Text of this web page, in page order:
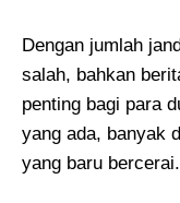
Dengan jumlah
salah, bahkan
penting bagi para
yang ada, banyak
yang baru bercerai.